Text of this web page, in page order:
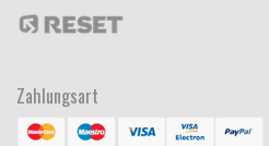
Zahlungsart